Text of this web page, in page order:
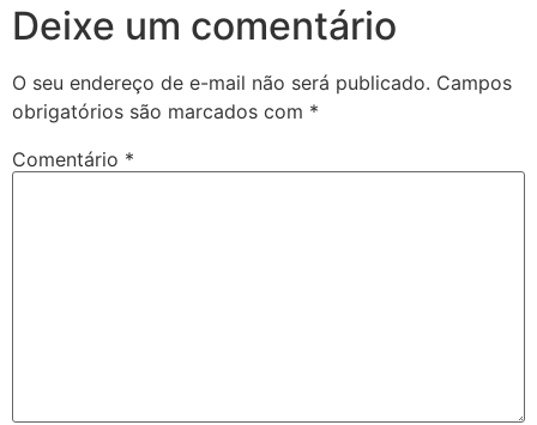
Deixe um comentário
O seu endereço de e-mail não será publicado. Campos
obrigatórios são marcados com *
Comentário *